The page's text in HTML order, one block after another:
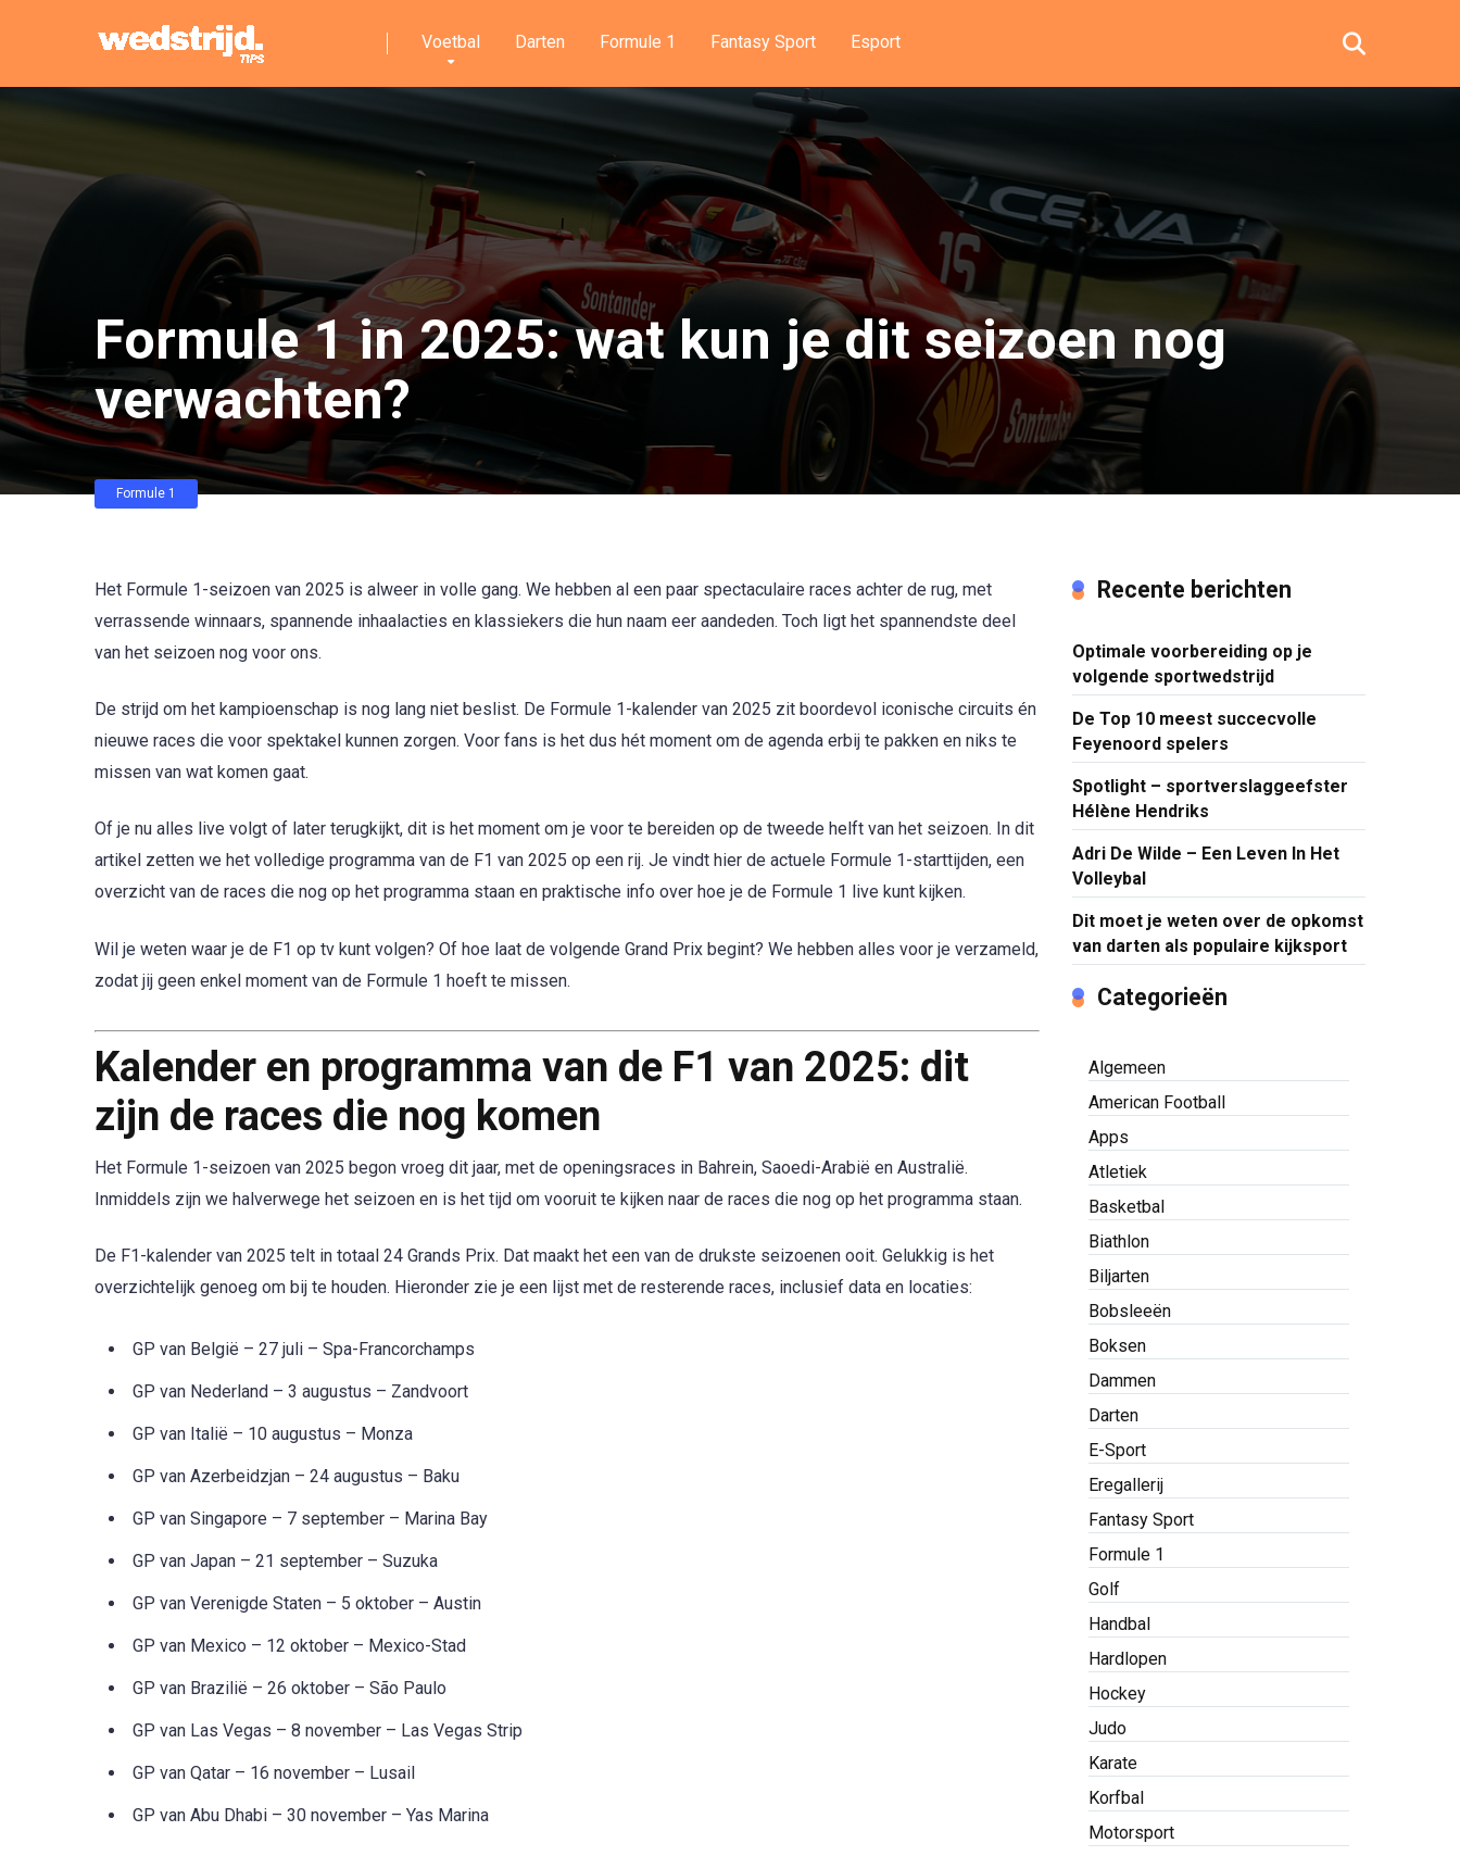
Voetbal Darten Formule 1 Fantasy Sport Esport
Formule 1 in 2025: wat kun je dit seizoen nog
verwachten?
Formule 1
Het Formule 1-seizoen van 2025 is alweer in volle gang. We hebben al een paar spectaculaire races achter de rug, met
verrassende winnaars, spannende inhaalacties en klassiekers die hun naam eer aandeden. Toch ligt het spannendste deel
van het seizoen nog voor ons.
De strijd om het kampioenschap is nog lang niet beslist. De Formule 1-kalender van 2025 zit boordevol iconische circuits én
nieuwe races die voor spektakel kunnen zorgen. Voor fans is het dus hét moment om de agenda erbij te pakken en niks te
missen van wat komen gaat.
Of je nu alles live volgt of later terugkijkt, dit is het moment om je voor te bereiden op de tweede helft van het seizoen. In dit
artikel zetten we het volledige programma van de F1 van 2025 op een rij. Je vindt hier de actuele Formule 1-starttijden, een
overzicht van de races die nog op het programma staan en praktische info over hoe je de Formule 1 live kunt kijken.
Wil je weten waar je de F1 op tv kunt volgen? Of hoe laat de volgende Grand Prix begint? We hebben alles voor je verzameld,
zodat jij geen enkel moment van de Formule 1 hoeft te missen.
Kalender en programma van de F1 van 2025: dit
zijn de races die nog komen
Het Formule 1-seizoen van 2025 begon vroeg dit jaar, met de openingsraces in Bahrein, Saoedi-Arabië en Australië.
Inmiddels zijn we halverwege het seizoen en is het tijd om vooruit te kijken naar de races die nog op het programma staan.
De F1-kalender van 2025 telt in totaal 24 Grands Prix. Dat maakt het een van de drukste seizoenen ooit. Gelukkig is het
overzichtelijk genoeg om bij te houden. Hieronder zie je een lijst met de resterende races, inclusief data en locaties:
GP van België – 27 juli – Spa-Francorchamps
GP van Nederland – 3 augustus – Zandvoort
GP van Italië – 10 augustus – Monza
GP van Azerbeidzjan – 24 augustus – Baku
GP van Singapore – 7 september – Marina Bay
GP van Japan – 21 september – Suzuka
GP van Verenigde Staten – 5 oktober – Austin
GP van Mexico – 12 oktober – Mexico-Stad
GP van Brazilië – 26 oktober – São Paulo
GP van Las Vegas – 8 november – Las Vegas Strip
GP van Qatar – 16 november – Lusail
GP van Abu Dhabi – 30 november – Yas Marina
Recente berichten
Optimale voorbereiding op je
volgende sportwedstrijd
De Top 10 meest succecvolle
Feyenoord spelers
Spotlight – sportverslaggeefster
Hélène Hendriks
Adri De Wilde – Een Leven In Het
Volleybal
Dit moet je weten over de opkomst
van darten als populaire kijksport
Categorieën
Algemeen
American Football
Apps
Atletiek
Basketbal
Biathlon
Biljarten
Bobsleeën
Boksen
Dammen
Darten
E-Sport
Eregallerij
Fantasy Sport
Formule 1
Golf
Handbal
Hardlopen
Hockey
Judo
Karate
Korfbal
Motorsport